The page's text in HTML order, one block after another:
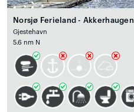
Norsjø Ferieland - Akkerhaugen
Gjestehavn
5.6 nm N